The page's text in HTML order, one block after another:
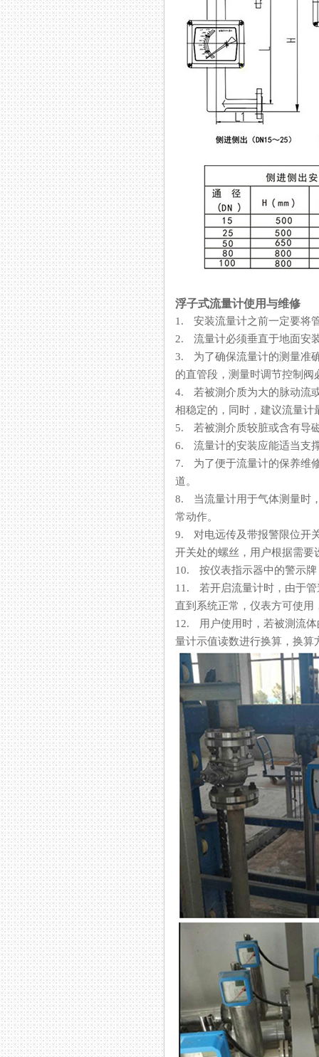
浮子式流量计使用与维修
1. 安装流量计之前一定要将管道
2. 流量计必须垂直于地面安装
3. 为了确保流量计的测量准确
的直管段，测量时调节控制
4. 若被測介质为大的脉动流或
相稳定的，同时，建议流量
5. 若被測介质较脏或含有导磁
6. 流量计的安装应能适当支撑
7. 为了便于流量计的保养维修
道。
8. 当流量计用于气体测量时
常动作。
9. 对电远传及带报警限位开关
开关处的螺丝，用户根据需要设
10. 按仪表指示器中的警示牌
11. 若开启流量计时，由于
直到系统正常，仪表方可使用
12. 用户使用时，若被測流
量计示值读数进行换算，换算方